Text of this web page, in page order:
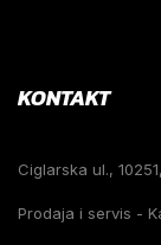
KONTAKT
Ciglarska ul.,
Prodaja i servis -